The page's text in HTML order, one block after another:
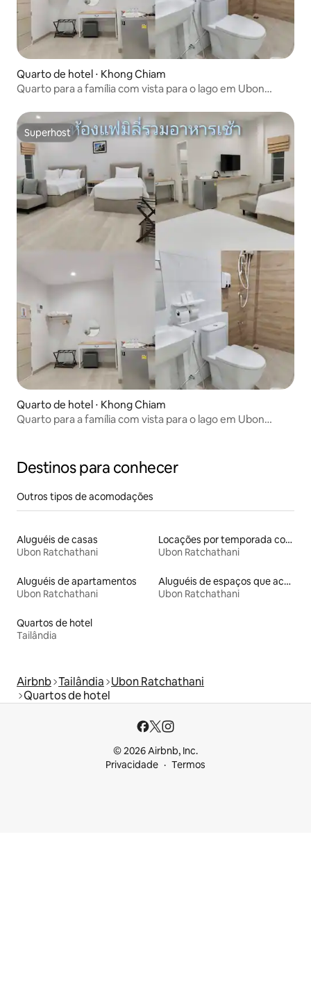
Quarto de hotel ⋅ Khong Chiam
Quarto para a família com vista para o lago em Ubon
Superhost
Superhost
Quarto de hotel ⋅ Khong Chiam
Quarto para a família com vista para o lago em Ubon
Destinos para conhecer
Outros tipos de acomodações
Aluguéis de casas
Ubon Ratchathani
Locações por temporada com piscina
Ubon Ratchathani
Aluguéis de apartamentos
Ubon Ratchathani
Aluguéis de espaços que aceitam animais de estimação
Ubon Ratchathani
Quartos de hotel
Tailândia
Airbnb Tailândia Ubon Ratchathani
Quartos de hotel
© 2026 Airbnb, Inc.
Privacidade
Termos